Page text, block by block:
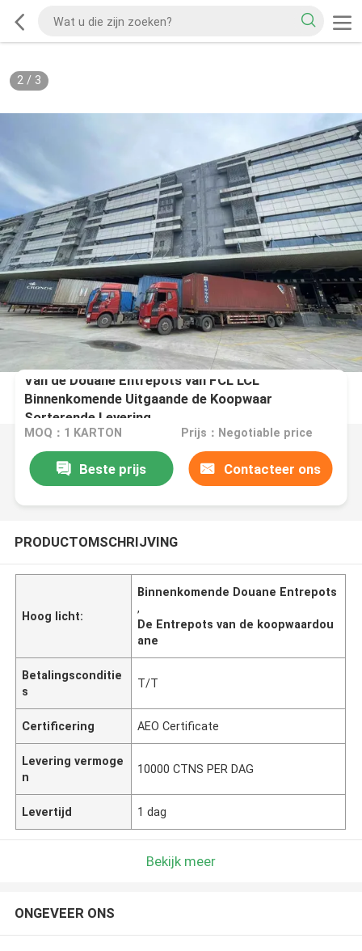
2/ 3
Van de Douane Entrepots van FCL LCL
Binnenkomende Uitgaande de Koopwaar
Sorterende Levering
MOQ：1 KARTON Prijs：Negotiable price
Beste prijs Contacteer ons
PRODUCTOMSCHRIJVING
Hoog licht:
Binnenkomende Douane Entrepots
,
De Entrepots van de koopwaardou
ane
Betalingsconditie
s
T/T
Certificering AEO Certificate
Levering vermoge
n
10000 CTNS PER DAG
Levertijd 1 dag
Bekijk meer
ONGEVEER ONS